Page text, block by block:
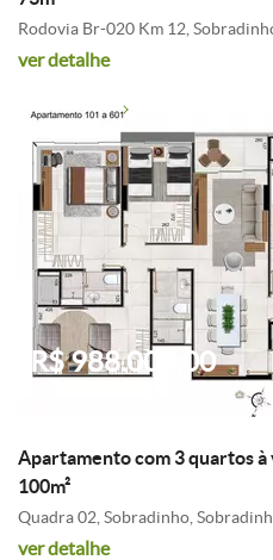
Rodovia Br-020 Km 12,
ver detalhe
R$ 988.000,00
Apartamento com 3 quartos
100m²
Quadra 02, Sobradinho,
ver detalhe